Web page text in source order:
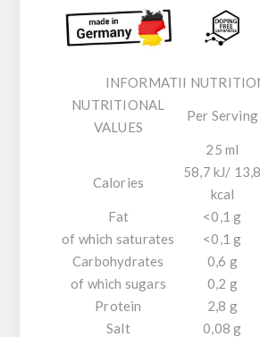
INFORMATII
NUTRITIONAL
VALUES
Per Serving
25 ml
Calories
58,7 kJ/ 13,8
kcal
Fat
<0,1 g
of which saturates
<0,1 g
Carbohydrates
0,6 g
of which sugars
0,2 g
Protein
2,8 g
Salt
0,08 g